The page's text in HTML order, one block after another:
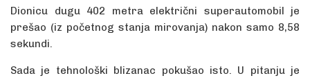
Dionicu dugu 402 metra električni superautomobil je
prešao (iz početnog stanja mirovanja) nakon samo 8,58
sekundi.
Sada je tehnološki blizanac pokušao isto. U pitanju je